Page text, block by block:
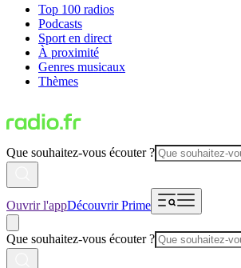
Top 100 radios
Podcasts
Sport en direct
À proximité
Genres musicaux
Thèmes
Que souhaitez-vous écouter ?
Ouvrir l'appDécouvrir Prime
Que souhaitez-vous écouter ?